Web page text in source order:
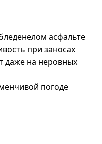
асфальте
при заносах
даже на неровных
погоде